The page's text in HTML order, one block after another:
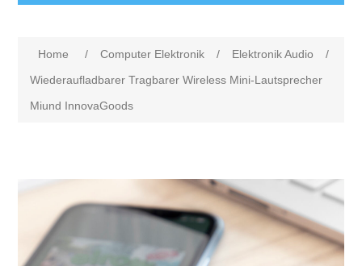
Home / Computer Elektronik / Elektronik Audio
/
Wiederaufladbarer Tragbarer Wireless Mini-Lautsprecher
Miund InnovaGoods